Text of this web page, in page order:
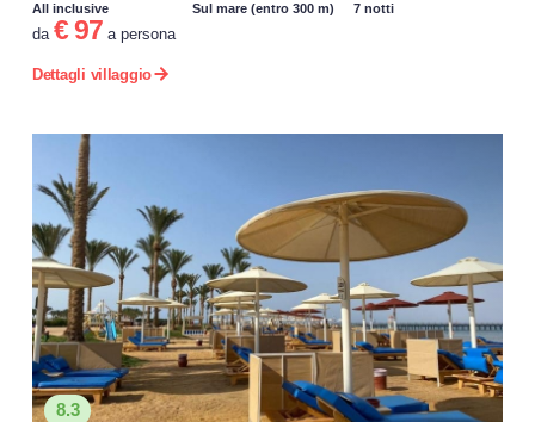
All inclusive
Sul mare (entro 300 m)
7 notti
da € 97 a persona
Dettagli villaggio
8.3